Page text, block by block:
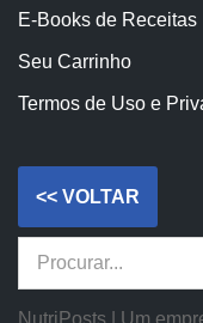
E-Books de Receitas
Seu Carrinho
Termos de Uso e
NutriPosts | Um